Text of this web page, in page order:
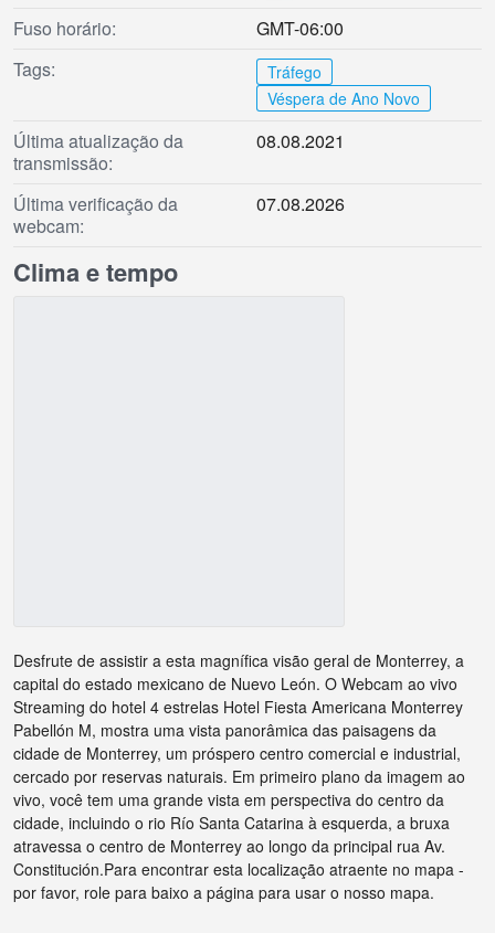
Fuso horário:
GMT-06:00
Tags:
Tráfego
Véspera de Ano Novo
Última atualização da
transmissão:
08.08.2021
Última verificação da
webcam:
07.08.2026
Clima e tempo
Desfrute de assistir a esta magnífica visão geral de Monterrey, a
capital do estado mexicano de Nuevo León. O Webcam ao vivo
Streaming do hotel 4 estrelas Hotel Fiesta Americana Monterrey
Pabellón M, mostra uma vista panorâmica das paisagens da
cidade de Monterrey, um próspero centro comercial e industrial,
cercado por reservas naturais. Em primeiro plano da imagem ao
vivo, você tem uma grande vista em perspectiva do centro da
cidade, incluindo o rio Río Santa Catarina à esquerda, a bruxa
atravessa o centro de Monterrey ao longo da principal rua Av.
Constitución.Para encontrar esta localização atraente no mapa -
por favor, role para baixo a página para usar o nosso mapa.